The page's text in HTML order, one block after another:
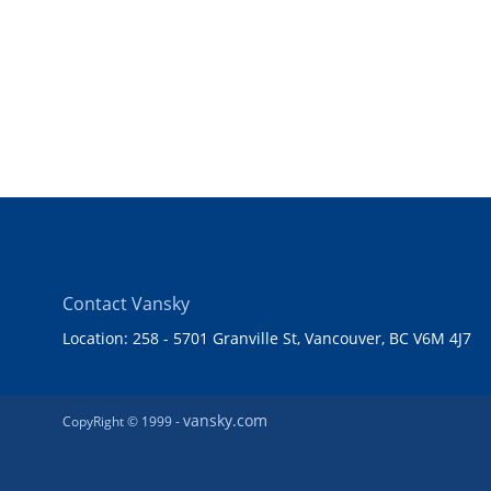
Contact Vansky
Location: 258 - 5701 Granville St, Vancouver, BC V6M 4J7
CopyRight © 1999 -vansky.com